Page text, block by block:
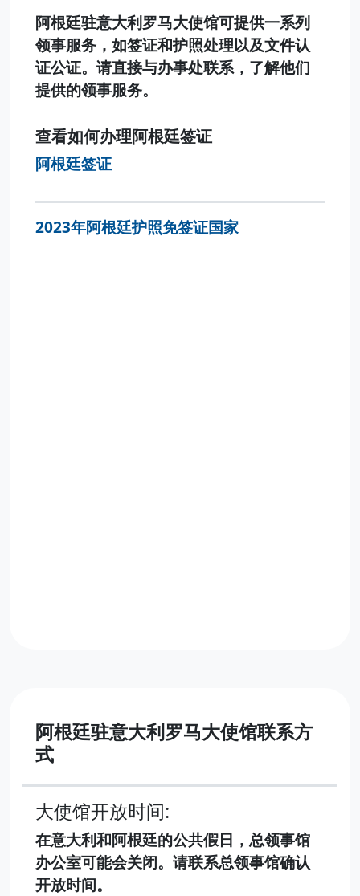
阿根廷驻意大利罗马大使馆可提供一系列
领事服务，如签证和护照处理以及文件认
证公证。请直接与办事处联系，了解他们
提供的领事服务。
查看如何办理阿根廷签证
阿根廷签证
2023年阿根廷护照免签证国家
阿根廷驻意大利罗马大使馆联系方
式
大使馆开放时间:
在意大利和阿根廷的公共假日，总领事馆
办公室可能会关闭。请联系总领事馆确认
开放时间。